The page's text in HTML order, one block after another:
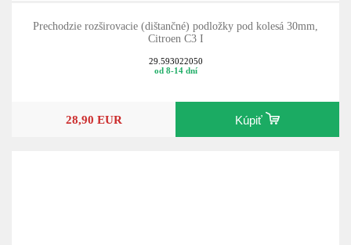
Prechodzie rozširovacie (dištančné) podložky pod kolesá 30mm,
Citroen C3 I
29.593022050
od 8-14 dní
28,90 EUR Kúpiť